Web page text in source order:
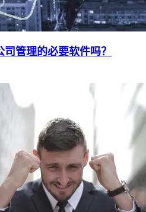
管理的必要软件吗？